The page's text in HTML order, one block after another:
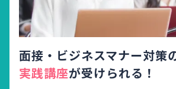
面接・ビジネスマナー対策
実践講座が受けられる！